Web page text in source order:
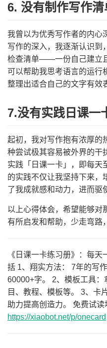
6. 没有制作写作清
我曾以为优秀写作者的内心
写作的深入，我逐渐认识到
检查清单——一份自己建立
可以帮助我思考语言的运行
整理出适合自己的文字有效
7.没有实践日课一
起初，我对写作抱有浓厚的
种尝试极其容易被外界的干
实践「日课一卡」，即每天
的实践不仅让我坚持下来，
了我成就感和动力，进而驱
以上心得体会，希望能够对
有所启发和帮助，少走弯路
《日课一卡练习册》：每
括 1、翔实方法： 7年的写
60000+字。 2、模板工具
目、教程、模板等。 3、卡
助力提高创造力。 免费试读
https://xiaobot.net/p/onecard